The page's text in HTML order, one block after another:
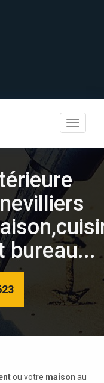
Toggle
bureau...
ou votre maison au